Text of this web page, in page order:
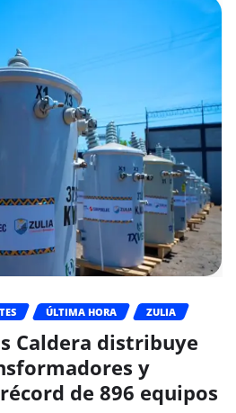
ÚLTIMA HORA ZULIA
Caldera distribuye
y
de 896 equipos